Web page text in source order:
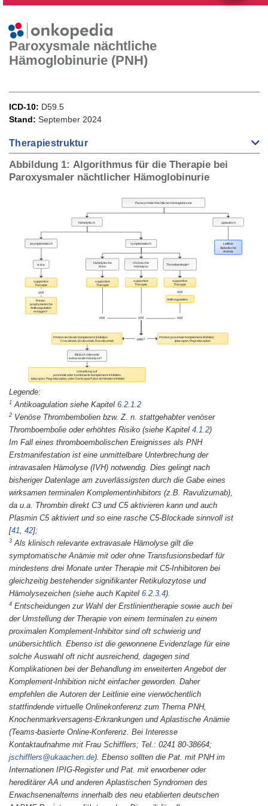
Paroxysmale nächtliche
Hämoglobinurie (PNH)
ICD-10
D59.5
Stand
September 2024
Therapiestruktur
Abbildung 1: Algorithmus für die Therapie bei
Paroxysmaler nächtlicher Hämoglobinurie
1 Antikoagulation siehe Kapitel 6.2.1.2
2 Venöse Thrombembolien bzw. Z. n. stattgehabter venöser
Thromboembolie oder erhöhtes Risiko (siehe Kapitel 4.1.2)
Im Fall eines thromboembolischen Ereignisses als PNH
Erstmanifestation ist eine unmittelbare Unterbrechung der
intravasalen Hämolyse (IVH) notwendig. Dies gelingt nach
bisheriger Datenlage am zuverlässigsten durch die Gabe eines
wirksamen terminalen Komplementinhibitors (z.B. Ravulizumab),
da u.a. Thrombin direkt C3 und C5 aktivieren kann und auch
Plasmin C5 aktiviert und so eine rasche C5-Blockade sinnvoll ist
[41, 42];
3 Als klinisch relevante extravasale Hämolyse gilt die
symptomatische Anämie mit oder ohne Transfusionsbedarf für
mindestens drei Monate unter Therapie mit C5-Inhibitoren bei
gleichzeitig bestehender signifikanter Retikulozytose und
Hämolysezeichen (siehe auch Kapitel 6.2.3.4).
4 Entscheidungen zur Wahl der Erstlinientherapie sowie auch bei
der Umstellung der Therapie von einem terminalen zu einem
proximalen Komplement-Inhibitor sind oft schwierig und
unübersichtlich. Ebenso ist die gewonnene Evidenzlage für eine
solche Auswahl oft nicht ausreichend, dagegen sind
Komplikationen bei der Behandlung im erweiterten Angebot der
Komplement-Inhibition nicht einfacher geworden. Daher
empfehlen die Autoren der Leitlinie eine vierwöchentlich
stattfindende virtuelle Onlinekonferenz zum Thema PNH,
Knochenmarkversagens-Erkrankungen und Aplastische Anämie
(Teams-basierte Online-Konferenz. Bei Interesse
Kontaktaufnahme mit Frau Schifflers; Tel.: 0241 80-38664;
jschifflers@ukaachen.de). Ebenso sollten die Pat. mit PNH im
Internationen IPIG-Register und Pat. mit erworbener oder
hereditärer AA und anderen Aplastischen Syndromen des
Erwachsenenalterns innerhalb des neu etablierten deutschen